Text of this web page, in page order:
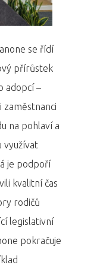
se řídí
přírůstek
adopcí –
zaměstnanci
na pohlaví a
využívat
je podpoří
kvalitní čas
rodičů
legislativní
pokračuje